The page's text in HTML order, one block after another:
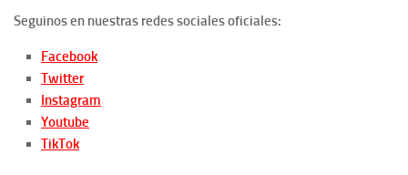
Seguinos en nuestras redes sociales oficiales:
Facebook
Twitter
Instagram
Youtube
TikTok